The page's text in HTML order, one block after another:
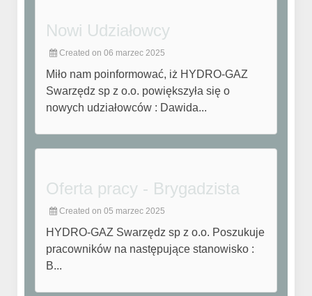
Nowi Udziałowcy
Created on 06 marzec 2025
Miło nam poinformować, iż HYDRO-GAZ
Swarzędz sp z o.o. powiększyła się o
nowych udziałowców : Dawida...
Oferta pracy - Brygadzista
Created on 05 marzec 2025
HYDRO-GAZ Swarzędz sp z o.o. Poszukuje
pracowników na następujące stanowisko :
B...